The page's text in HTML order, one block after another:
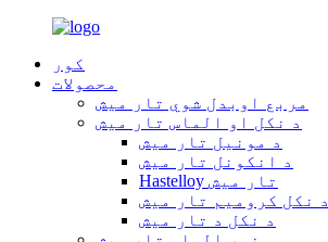
کور
محصولات
مربع اوبدل شوي تار میش
د نکل او الماس تار میش
د مونیل تار میش
د انکونل تار میش
Hastelloy تار میش
د نکل کرومیم تار میش
د نکل د تار میش